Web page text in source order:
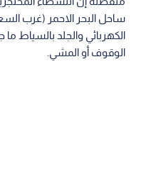
ساحل البحر الاحمر (غرب
الكهربائي والجلد بالسياط
الوقوف أو المشي.